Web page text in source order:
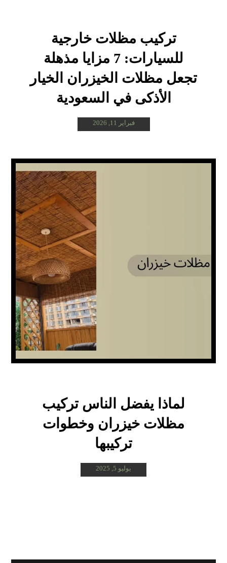
تركيب مظلات خارجية
للسيارات: 7 مزايا مذهلة
تجعل مظلات الخيزران الخيار
الأذكى في السعودية
فبراير 11, 2026
لماذا يفضل الناس تركيب
مظلات خيزران وخطوات
تركيبها
يوليو 5, 2025